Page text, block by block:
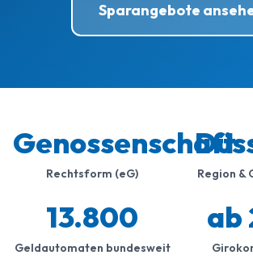
Sparangebote
Genossenschaft
Rechtsform (eG) Region &
13.800
Geldautomaten bundesweit
ab